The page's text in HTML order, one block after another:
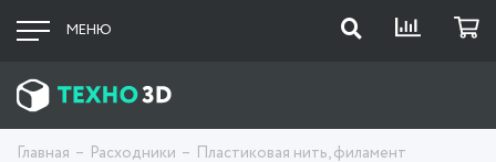
МЕНЮ
Главная Расходники Пластиковая нить, филамент